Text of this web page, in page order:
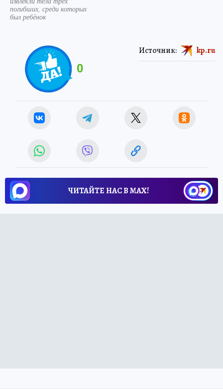
погибших, среди которых
был ребёнок
0
Источник: kp.ru
ЧИТАЙТЕ НАС В МАХ!